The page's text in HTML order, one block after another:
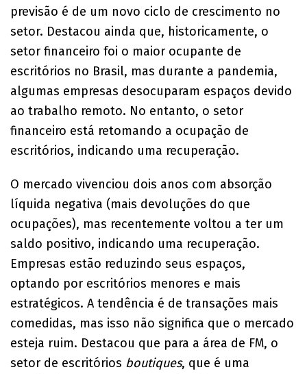
previsão é de um novo ciclo de crescimento no
setor. Destacou ainda que, historicamente, o
setor financeiro foi o maior ocupante de
escritórios no Brasil, mas durante a pandemia,
algumas empresas desocuparam espaços devido
ao trabalho remoto. No entanto, o setor
financeiro está retomando a ocupação de
escritórios, indicando uma recuperação.
O mercado vivenciou dois anos com absorção
líquida negativa (mais devoluções do que
ocupações), mas recentemente voltou a ter um
saldo positivo, indicando uma recuperação.
Empresas estão reduzindo seus espaços,
optando por escritórios menores e mais
estratégicos. A tendência é de transações mais
comedidas, mas isso não significa que o mercado
esteja ruim. Destacou que para a área de FM, o
setor de escritórios boutiques, que é uma